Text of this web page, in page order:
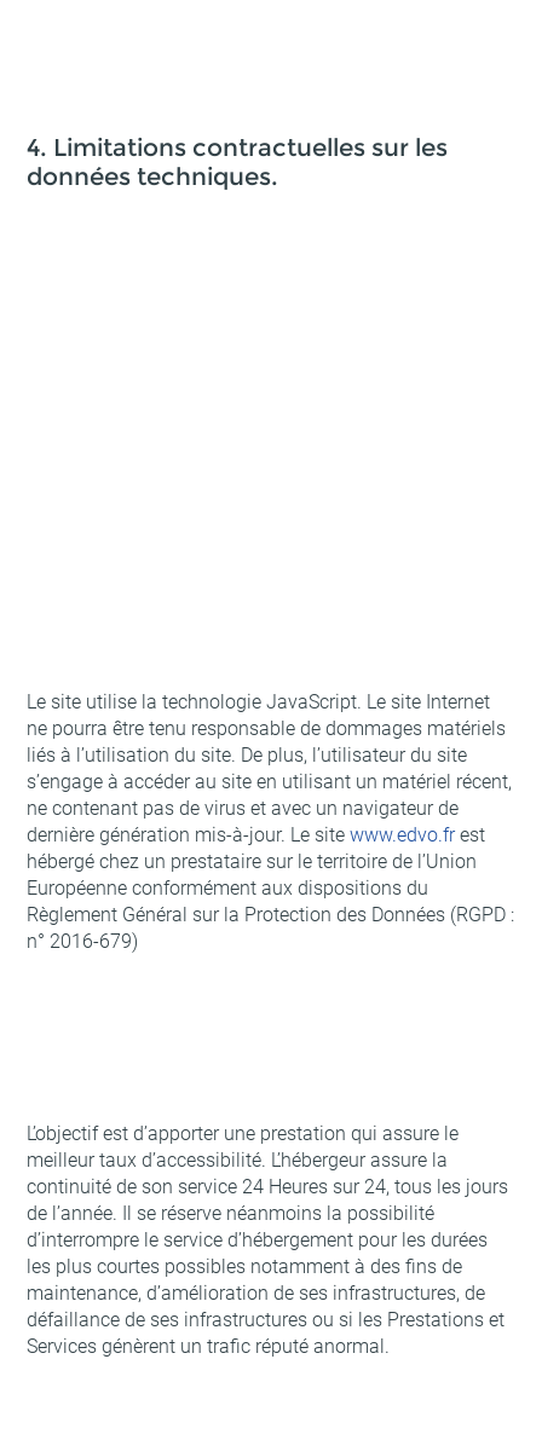
4. Limitations contractuelles sur les
données techniques.
Le site utilise la technologie JavaScript. Le site Internet
ne pourra être tenu responsable de dommages matériels
liés à l’utilisation du site. De plus, l’utilisateur du site
s’engage à accéder au site en utilisant un matériel récent,
ne contenant pas de virus et avec un navigateur de
dernière génération mis-à-jour. Le sitewww.edvo.frest
hébergé chez un prestataire sur le territoire de l’Union
Européenne conformément aux dispositions du
Règlement Général sur la Protection des Données (RGPD :
n° 2016-679)
L’objectif est d’apporter une prestation qui assure le
meilleur taux d’accessibilité. L’hébergeur assure la
continuité de son service 24 Heures sur 24, tous les jours
de l’année. Il se réserve néanmoins la possibilité
d’interrompre le service d’hébergement pour les durées
les plus courtes possibles notamment à des fins de
maintenance, d’amélioration de ses infrastructures, de
défaillance de ses infrastructures ou si les Prestations et
Services génèrent un trafic réputé anormal.